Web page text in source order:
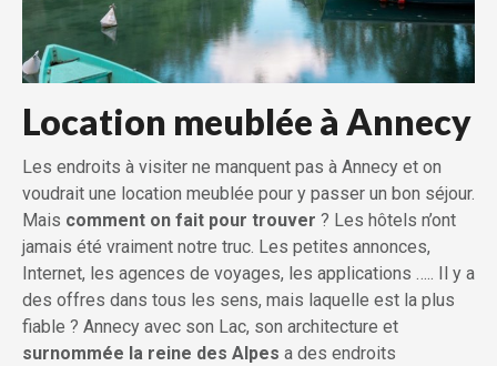
Location meublée à Annecy
Les endroits à visiter ne manquent pas à Annecy et on
voudrait une location meublée pour y passer un bon séjour.
Mais comment on fait pour trouver ? Les hôtels n’ont
jamais été vraiment notre truc. Les petites annonces,
Internet, les agences de voyages, les applications ….. Il y a
des offres dans tous les sens, mais laquelle est la plus
fiable ? Annecy avec son Lac, son architecture et
surnommée la reine des Alpes a des endroits